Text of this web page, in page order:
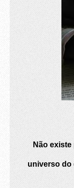
Não
universo do